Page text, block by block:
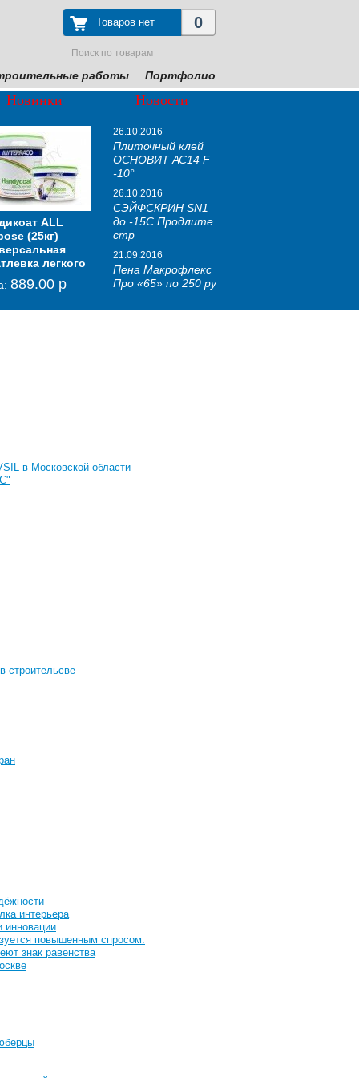
0
Товаров нет
работы Портфолио
для
Т-14
Гидроизоляция
"Полиакватрон", 25
кг.(по бетону и
кипичу)
цена:1 600.00 р
MAKROFLEX
цена:
Новинки
ALL
(25кг)
легкого
889.00 р
Шпаклевка готовая
суперфинишная
ЭЛИСИЛК РА39 W
цена:986.00 р
цена:
Новости
26.10.2016
Плиточный клей
ОСНОВИТ АС14 F
-10°
26.10.2016
СЭЙФСКРИН SN1
до -15С Продлите
стр
21.09.2016
Пена Макрофлекс
Про «65» по 250 ру
в Московской области
строительсве
интерьера
инновации
повышенным спросом.
знак равенства